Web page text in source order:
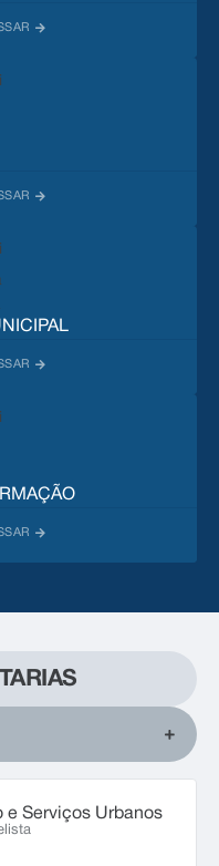
e Serviços Urbanos